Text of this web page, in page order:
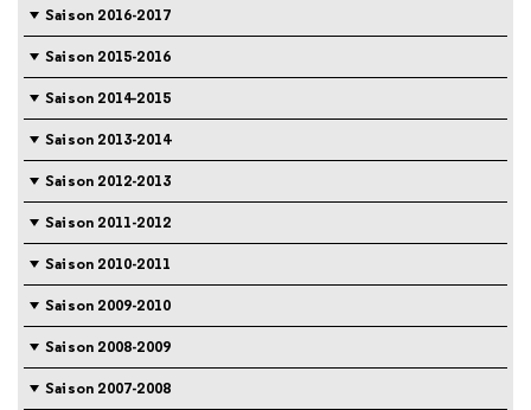
Saison 2016-2017
Saison 2015-2016
Saison 2014-2015
Saison 2013-2014
Saison 2012-2013
Saison 2011-2012
Saison 2010-2011
Saison 2009-2010
Saison 2008-2009
Saison 2007-2008